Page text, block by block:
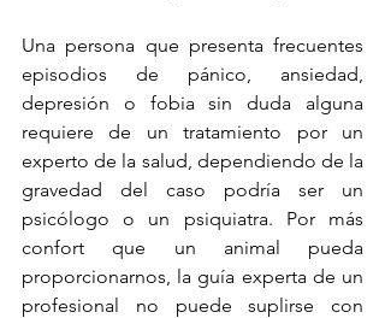
Una persona que presenta frecuentes
episodios de pánico, ansiedad,
depresión o fobia sin duda alguna
requiere de un tratamiento por un
experto de la salud, dependiendo de la
gravedad del caso podría ser un
psicólogo o un psiquiatra. Por más
confort que un animal pueda
proporcionarnos, la guía experta de un
profesional no puede suplirse con